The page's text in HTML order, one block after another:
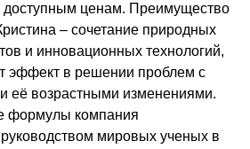
доступным ценам. Преимущество
– сочетание природных
и инновационных технологий,
эффект в решении проблем с
её возрастными изменениями.
формулы компания
мировых ученых в